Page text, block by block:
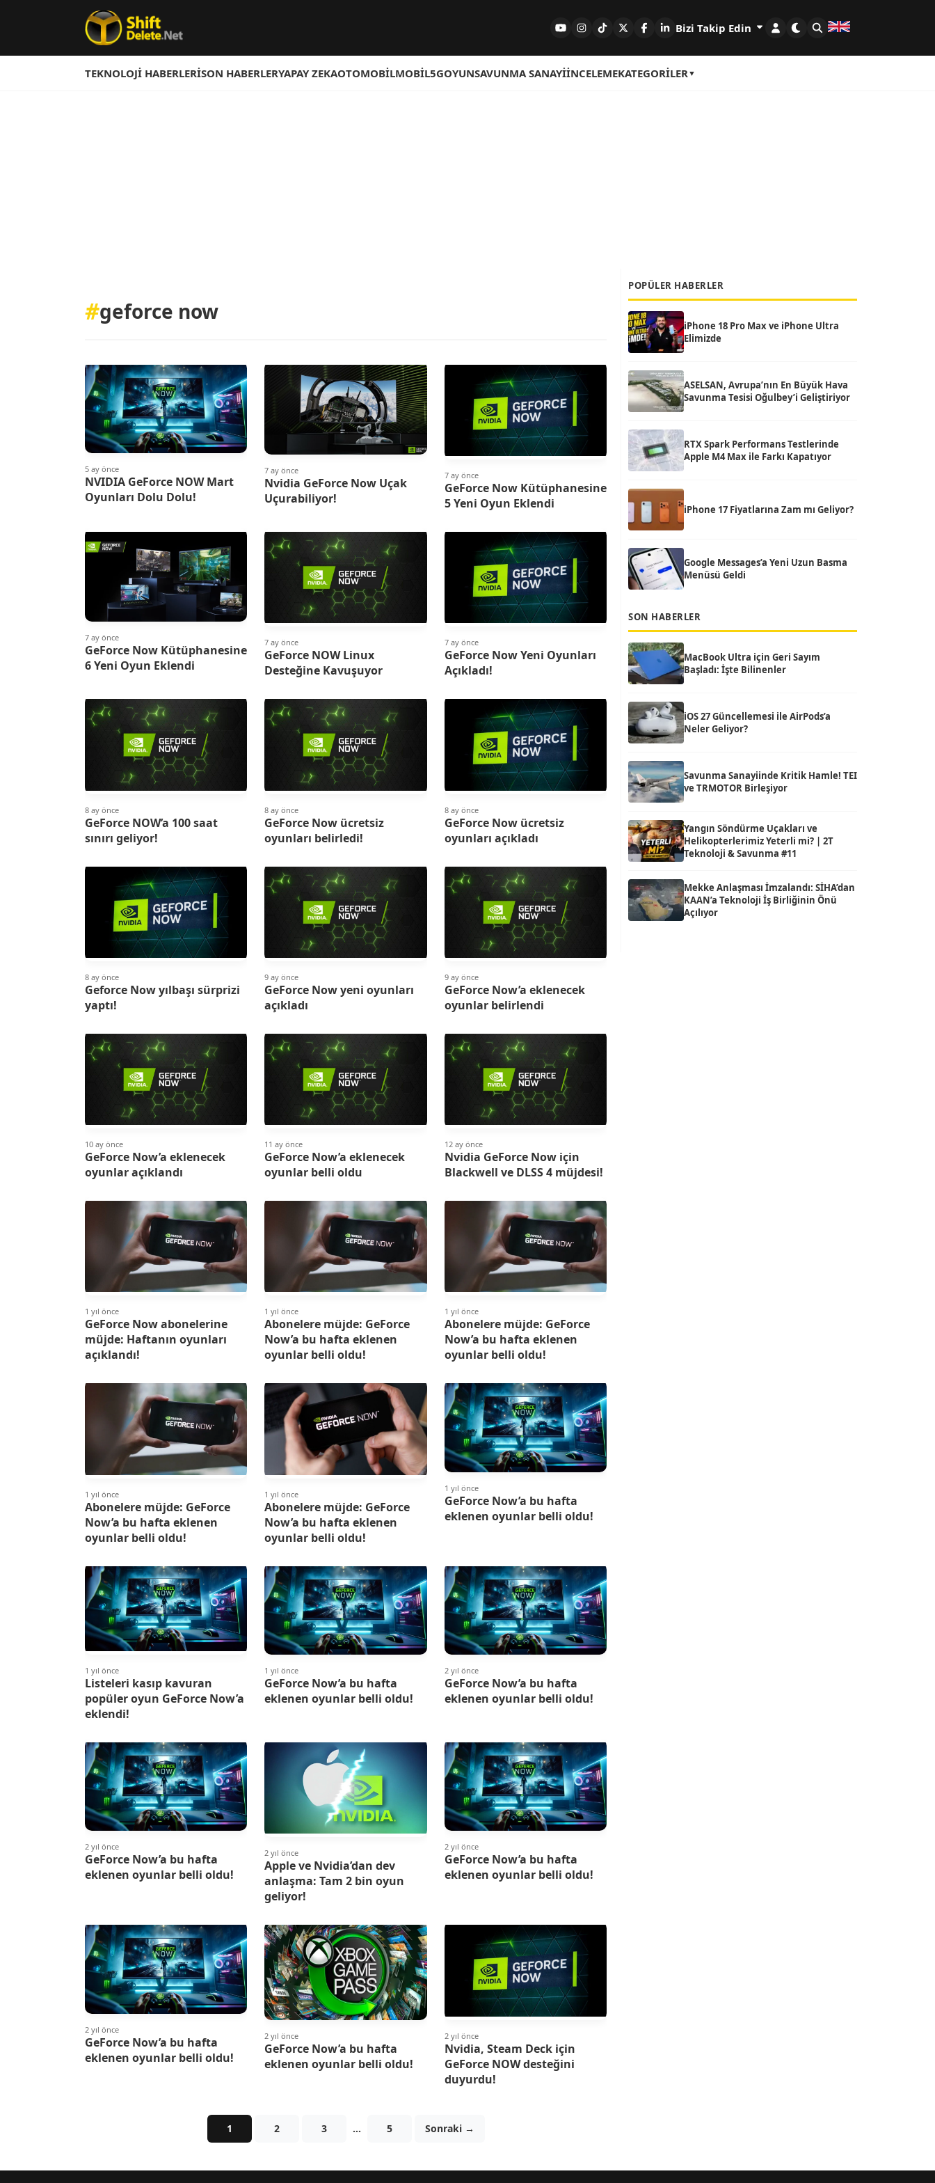
Bizi Takip Edin
TEKNOLOJI HABERLERISON HABERLERYAPAY ZEKAOTOMOBILMOBIL5GOYUNSAVUNMA SANAYIİNCELEMEKATEGORILER
#geforce now
5 ay önce
NVIDIA GeForce NOW Mart
Oyunları Dolu Dolu!
7 ay önce
Nvidia GeForce Now Uçak
Uçurabiliyor!
7 ay önce
GeForce Now Kütüphanesine
5 Yeni Oyun Eklendi
7 ay önce
GeForce Now Kütüphanesine
6 Yeni Oyun Eklendi
7 ay önce
GeForce NOW Linux
Desteğine Kavuşuyor
7 ay önce
GeForce Now Yeni Oyunları
Açıkladı!
8 ay önce
GeForce NOW’a 100 saat
sınırı geliyor!
8 ay önce
GeForce Now ücretsiz
oyunları belirledi!
8 ay önce
GeForce Now ücretsiz
oyunları açıkladı
8 ay önce
Geforce Now yılbaşı sürprizi
yaptı!
9 ay önce
GeForce Now yeni oyunları
açıkladı
9 ay önce
GeForce Now’a eklenecek
oyunlar belirlendi
10 ay önce
GeForce Now’a eklenecek
oyunlar açıklandı
11 ay önce
GeForce Now’a eklenecek
oyunlar belli oldu
12 ay önce
Nvidia GeForce Now için
Blackwell ve DLSS 4 müjdesi!
1 yıl önce
GeForce Now abonelerine
müjde: Haftanın oyunları
açıklandı!
1 yıl önce
Abonelere müjde: GeForce
Now’a bu hafta eklenen
oyunlar belli oldu!
1 yıl önce
Abonelere müjde: GeForce
Now’a bu hafta eklenen
oyunlar belli oldu!
1 yıl önce
Abonelere müjde: GeForce
Now’a bu hafta eklenen
oyunlar belli oldu!
1 yıl önce
Abonelere müjde: GeForce
Now’a bu hafta eklenen
oyunlar belli oldu!
1 yıl önce
GeForce Now’a bu hafta
eklenen oyunlar belli oldu!
1 yıl önce
Listeleri kasıp kavuran
popüler oyun GeForce Now’a
eklendi!
1 yıl önce
GeForce Now’a bu hafta
eklenen oyunlar belli oldu!
2 yıl önce
GeForce Now’a bu hafta
eklenen oyunlar belli oldu!
2 yıl önce
GeForce Now’a bu hafta
eklenen oyunlar belli oldu!
2 yıl önce
Apple ve Nvidia’dan dev
anlaşma: Tam 2 bin oyun
geliyor!
2 yıl önce
GeForce Now’a bu hafta
eklenen oyunlar belli oldu!
2 yıl önce
GeForce Now’a bu hafta
eklenen oyunlar belli oldu!
2 yıl önce
GeForce Now’a bu hafta
eklenen oyunlar belli oldu!
2 yıl önce
Nvidia, Steam Deck için
GeForce NOW desteğini
duyurdu!
1 2 3 … 5 Sonraki →
POPÜLER HABERLER
iPhone 18 Pro Max ve iPhone Ultra
Elimizde
ASELSAN, Avrupa’nın En Büyük Hava
Savunma Tesisi Oğulbey’i Geliştiriyor
RTX Spark Performans Testlerinde
Apple M4 Max ile Farkı Kapatıyor
iPhone 17 Fiyatlarına Zam mı Geliyor?
Google Messages’a Yeni Uzun Basma
Menüsü Geldi
SON HABERLER
MacBook Ultra için Geri Sayım
Başladı: İşte Bilinenler
iOS 27 Güncellemesi ile AirPods’a
Neler Geliyor?
Savunma Sanayiinde Kritik Hamle! TEI
ve TRMOTOR Birleşiyor
Yangın Söndürme Uçakları ve
Helikopterlerimiz Yeterli mi? | 2T
Teknoloji & Savunma #11
Mekke Anlaşması İmzalandı: SİHA’dan
KAAN’a Teknoloji İş Birliğinin Önü
Açılıyor